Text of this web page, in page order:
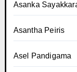
Asanka
Asantha Peiris
Asel Pandigama